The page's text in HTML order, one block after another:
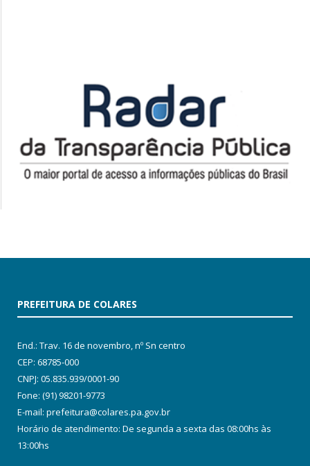
PREFEITURA DE COLARES
End.: Trav. 16 de novembro, nº Sn centro
CEP: 68785-000
CNPJ: 05.835.939/0001-90
Fone: (91) 98201-9773
E-mail: prefeitura@colares.pa.gov.br
Horário de atendimento: De segunda a sexta das 08:00hs às
13:00hs